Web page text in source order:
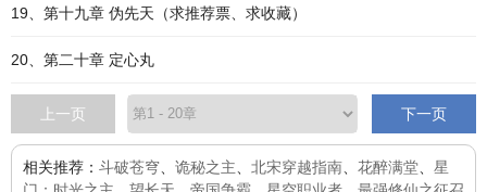
19、第十九章 伪先天（求推荐票、求收藏）
20、第二十章 定心丸
上一页 下一页
相关推荐： 斗破苍穹 诡秘之主 北宋穿越指南 花醉满堂
星